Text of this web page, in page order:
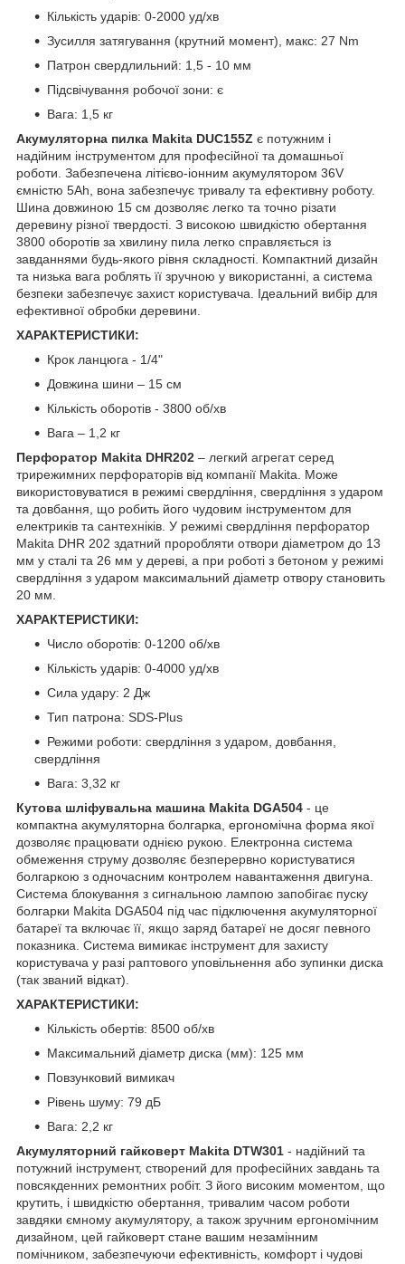
Кількість ударів: 0-2000 уд/хв
Зусилля затягування (крутний момент), макс: 27 Nm
Патрон свердлильний: 1,5 - 10 мм
Підсвічування робочої зони: є
Вага: 1,5 кг
Акумуляторна пилка Makita DUC155Z є потужним і
надійним інструментом для професійної та домашньої
роботи. Забезпечена літієво-іонним акумулятором 36V
ємністю 5Ah, вона забезпечує тривалу та ефективну роботу.
Шина довжиною 15 см дозволяє легко та точно різати
деревину різної твердості. З високою швидкістю обертання
3800 оборотів за хвилину пила легко справляється із
завданнями будь-якого рівня складності. Компактний дизайн
та низька вага роблять її зручною у використанні, а система
безпеки забезпечує захист користувача. Ідеальний вибір для
ефективної обробки деревини.
ХАРАКТЕРИСТИКИ:
Крок ланцюга - 1/4"
Довжина шини – 15 см
Кількість оборотів - 3800 об/хв
Вага – 1,2 кг
Перфоратор Makita DHR202 – легкий агрегат серед
трирежимних перфораторів від компанії Makita. Може
використовуватися в режимі свердління, свердління з ударом
та довбання, що робить його чудовим інструментом для
електриків та сантехніків. У режимі свердління перфоратор
Makita DHR 202 здатний проробляти отвори діаметром до 13
мм у сталі та 26 мм у дереві, а при роботі з бетоном у режимі
свердління з ударом максимальний діаметр отвору становить
20 мм.
ХАРАКТЕРИСТИКИ:
Число оборотів: 0-1200 об/хв
Кількість ударів: 0-4000 уд/хв
Сила удару: 2 Дж
Тип патрона: SDS-Plus
Режими роботи: свердління з ударом, довбання,
свердління
Вага: 3,32 кг
Кутова шліфувальна машина Makita DGA504 - це
компактна акумуляторна болгарка, ергономічна форма якої
дозволяє працювати однією рукою. Електронна система
обмеження струму дозволяє безперервно користуватися
болгаркою з одночасним контролем навантаження двигуна.
Система блокування з сигнальною лампою запобігає пуску
болгарки Makita DGA504 під час підключення акумуляторної
батареї та включає її, якщо заряд батареї не досяг певного
показника. Система вимикає інструмент для захисту
користувача у разі раптового уповільнення або зупинки диска
(так званий відкат).
ХАРАКТЕРИСТИКИ:
Кількість обертів: 8500 об/хв
Максимальний діаметр диска (мм): 125 мм
Повзунковий вимикач
Рівень шуму: 79 дБ
Вага: 2,2 кг
Акумуляторний гайковерт Makita DTW301 - надійний та
потужний інструмент, створений для професійних завдань та
повсякденних ремонтних робіт. З його високим моментом, що
крутить, і швидкістю обертання, тривалим часом роботи
завдяки ємному акумулятору, а також зручним ергономічним
дизайном, цей гайковерт стане вашим незамінним
помічником, забезпечуючи ефективність, комфорт і чудові